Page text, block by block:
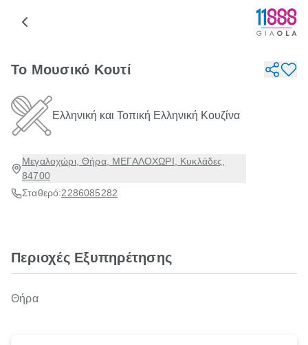
Το Μουσικό Κουτί
Ελληνική και Τοπική Ελληνική Kουζίνα
Μεγαλοχώρι, Θήρα, ΜΕΓΑΛΟΧΩΡΙ, Κυκλάδες,
84700
Σταθερό:2286085282
Περιοχές Εξυπηρέτησης
Θήρα